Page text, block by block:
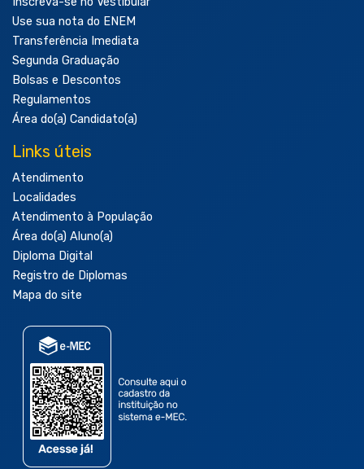
Use sua nota do ENEM
Transferência Imediata
Segunda Graduação
Bolsas e Descontos
Regulamentos
Área do(a) Candidato(a)
Links úteis
Atendimento
Localidades
Atendimento à População
Área do(a) Aluno(a)
Diploma Digital
Registro de Diplomas
Mapa do site